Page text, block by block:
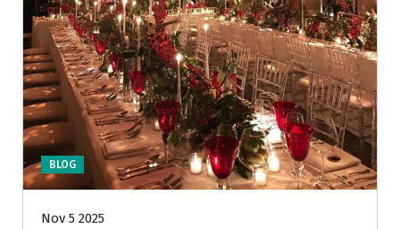
BLOG
Nov 5 2025